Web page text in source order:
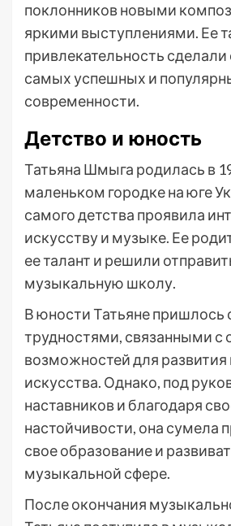
поклонников новыми
яркими выступлениями. Ее
привлекательность сделали
самых успешных и
современности.
Детство и юность
Татьяна Шмыга родилась в
маленьком городке на юге
самого детства проявила
искусству и музыке. Ее
ее талант и решили
музыкальную школу.
В юности Татьяне пришлось
трудностями, связанными с
возможностей для развития
искусства. Однако, под
наставников и благодаря
настойчивости, она сумела
свое образование и
музыкальной сфере.
После окончания